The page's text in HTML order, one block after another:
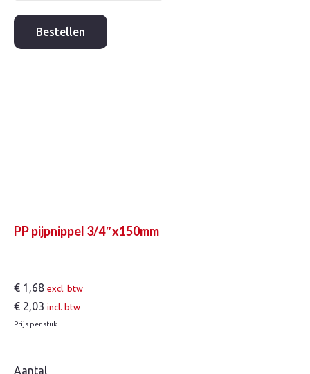
pijpnippel
1/2"x150mm
aantal
Bestellen
PP pijpnippel 3/4″x150mm
€ 1,68 excl. btw
€ 2,03 incl. btw
Prijs per stuk
Aantal